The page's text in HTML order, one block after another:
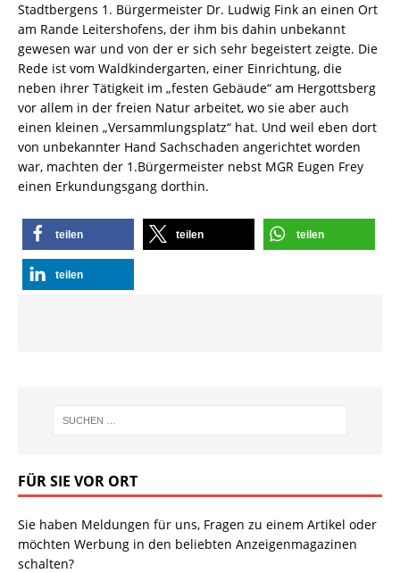
Stadtbergens 1. Bürgermeister Dr. Ludwig Fink an einen Ort
am Rande Leitershofens, der ihm bis dahin unbekannt
gewesen war und von der er sich sehr begeistert zeigte. Die
Rede ist vom Waldkindergarten, einer Einrichtung, die
neben ihrer Tätigkeit im „festen Gebäude“ am Hergottsberg
vor allem in der freien Natur arbeitet, wo sie aber auch
einen kleinen „Versammlungsplatz“ hat. Und weil eben dort
von unbekannter Hand Sachschaden angerichtet worden
war, machten der 1.Bürgermeister nebst MGR Eugen Frey
einen Erkundungsgang dorthin.
teilen teilen teilen
teilen
FÜR SIE VOR ORT
Sie haben Meldungen für uns, Fragen zu einem Artikel oder
möchten Werbung in den beliebten Anzeigenmagazinen
schalten?